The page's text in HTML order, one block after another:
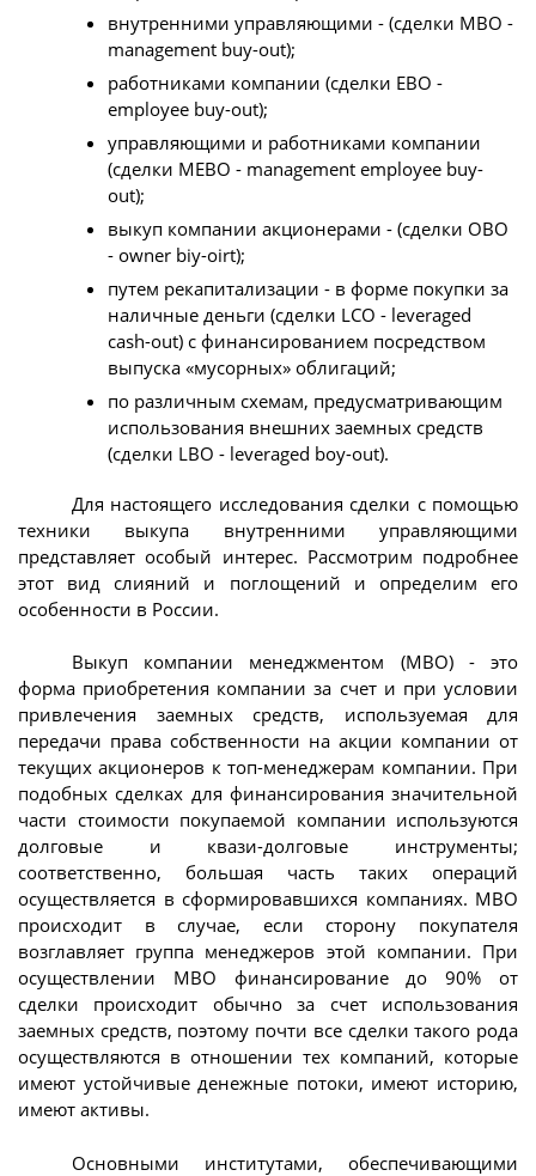
внутренними управляющими - (сделки МВО -
management buy-out);
работниками компании (сделки ЕВО -
employee buy-out);
управляющими и работниками компании
(сделки МЕВО - management employee buy-
out);
выкуп компании акционерами - (сделки ОВО
- owner biy-oirt);
путем рекапитализации - в форме покупки за
наличные деньги (сделки LCO - leveraged
cash-out) с финансированием посредством
выпуска «мусорных» облигаций;
по различным схемам, предусматривающим
использования внешних заемных средств
(сделки LBO - leveraged boy-out).
Для настоящего исследования сделки с помощью
техники выкупа внутренними управляющими
представляет особый интерес. Рассмотрим подробнее
этот вид слияний и поглощений и определим его
особенности в России.
Выкуп компании менеджментом (MBO) - это
форма приобретения компании за счет и при условии
привлечения заемных средств, используемая для
передачи права собственности на акции компании от
текущих акционеров к топ-менеджерам компании. При
подобных сделках для финансирования значительной
части стоимости покупаемой компании используются
долговые и квази-долговые инструменты;
соответственно, большая часть таких операций
осуществляется в сформировавшихся компаниях. МВО
происходит в случае, если сторону покупателя
возглавляет группа менеджеров этой компании. При
осуществлении МВО финансирование до 90% от
сделки происходит обычно за счет использования
заемных средств, поэтому почти все сделки такого рода
осуществляются в отношении тех компаний, которые
имеют устойчивые денежные потоки, имеют историю,
имеют активы.
Основными институтами, обеспечивающими